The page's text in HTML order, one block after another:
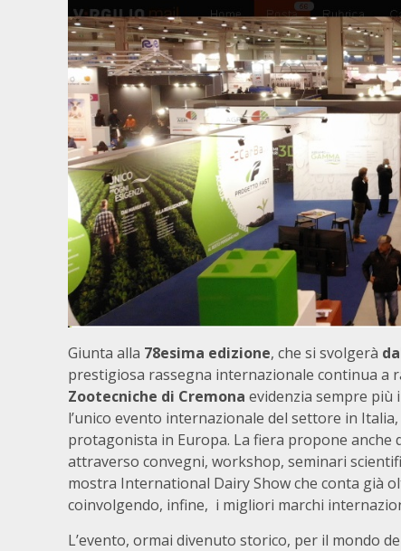
Giunta alla 78esima edizione, che si svolgerà
prestigiosa rassegna internazionale continua a
Zootecniche di Cremona evidenzia sempre più
l’unico evento internazionale del settore in
protagonista in Europa. La fiera propone
attraverso convegni, workshop, seminari
mostra International Dairy Show che conta già
coinvolgendo, infine, i migliori marchi
L’evento, ormai divenuto storico, per il mondo